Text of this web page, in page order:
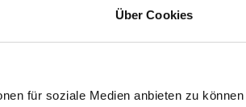
Über Cookies
für soziale Medien anbieten zu können